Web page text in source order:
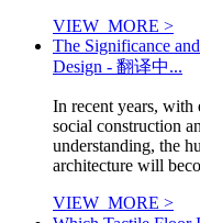
VIEW_MORE >
The Significance
Design - 翻译中...
In recent years, with
social construction
understanding, the
architecture will
VIEW_MORE >